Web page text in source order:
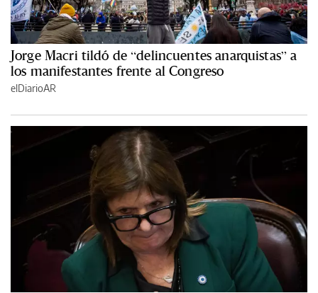
Jorge Macri tildó de “delincuentes anarquistas” a
los manifestantes frente al Congreso
elDiarioAR